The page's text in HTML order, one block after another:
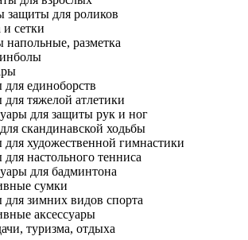
защиты для роликов
сетки
напольные, разметка
для единоборств
для тяжелой атлетики
для защиты рук и ног
скандинавской ходьбы
для художественной гимнастики
настольного тенниса
для бадминтона
сумки
для зимних видов спорта
аксессуары
туризма, отдыха